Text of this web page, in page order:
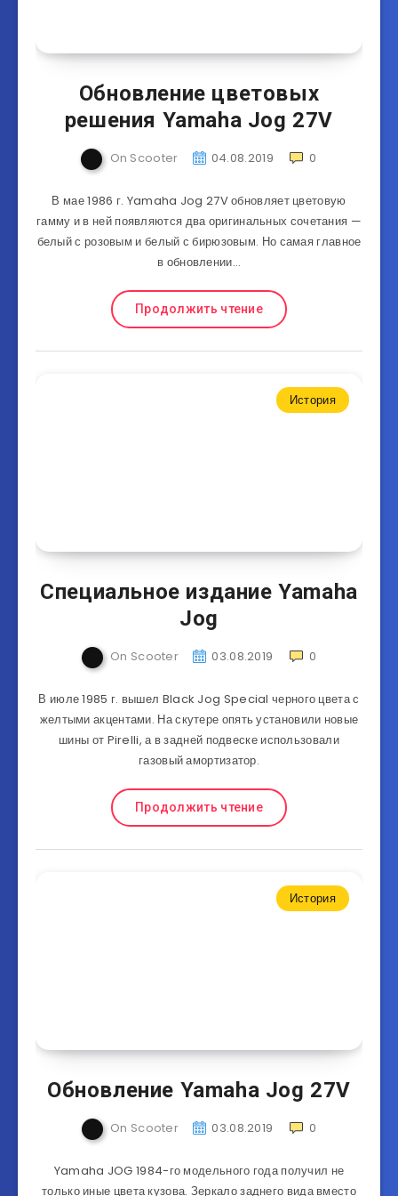
Обновление цветовых
решения Yamaha Jog 27V
On Scooter 04.08.2019 0
В мае 1986 г. Yamaha Jog 27V обновляет цветовую
гамму и в ней появляются два оригинальных сочетания —
белый с розовым и белый с бирюзовым. Но самая главное
в обновлении…
Продолжить чтение
История
Специальное издание Yamaha
Jog
On Scooter 03.08.2019 0
В июле 1985 г. вышел Black Jog Special черного цвета с
желтыми акцентами. На скутере опять установили новые
шины от Pirelli, а в задней подвеске использовали
газовый амортизатор.
Продолжить чтение
История
Обновление Yamaha Jog 27V
On Scooter 03.08.2019 0
Yamaha JOG 1984-го модельного года получил не
только иные цвета кузова. Зеркало заднего вида вместо